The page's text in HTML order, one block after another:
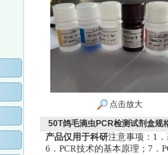
点击放大
50T鸽毛滴虫PCR检测试剂盒规
产品仅用于科研注意事项：1
6．PCR技术的基本原理；7．